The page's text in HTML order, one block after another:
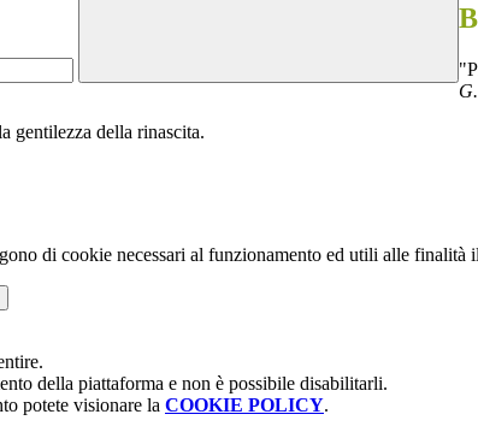
gentilezza della rinascita.
di cookie necessari al funzionamento ed utili alle finalità
della piattaforma e non è possibile disabilitarli.
potete visionare la COOKIE POLICY.